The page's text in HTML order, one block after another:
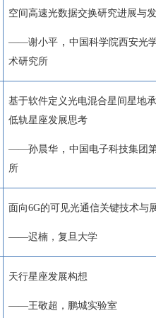
空间高速光数据交换研究进展与
——谢小平 ，中国科学院西安光
术研究所
基于软件定义光电混合星间星地
低轨星座发展思考
——孙晨华 ，中国电子科技集团
所
面向6G的可见光通信关键技术与
——迟楠，复旦大学
天行星座发展构想
——王敬超，鹏城实验室